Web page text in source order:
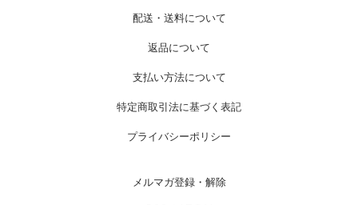
配送・送料について
返品について
支払い方法について
特定商取引法に基づく表記
プライバシーポリシー
メルマガ登録・解除